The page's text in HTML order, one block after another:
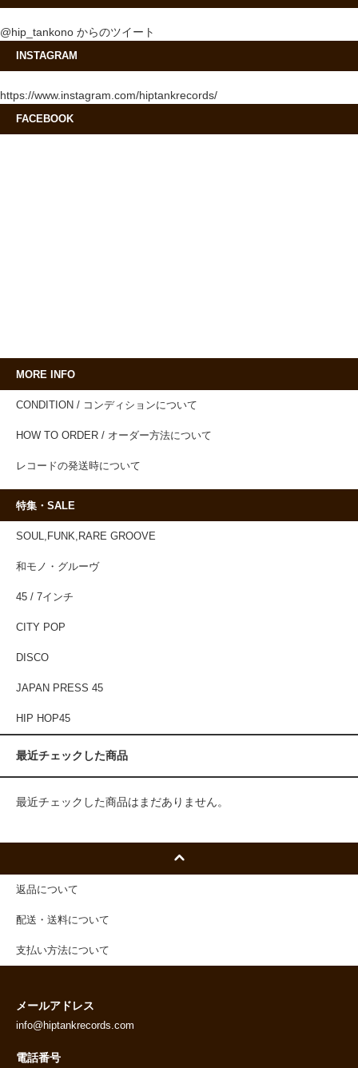
@hip_tankono からのツイート
INSTAGRAM
https://www.instagram.com/hiptankrecords/
FACEBOOK
MORE INFO
CONDITION / コンディションについて
HOW TO ORDER / オーダー方法について
レコードの発送時について
特集・SALE
SOUL,FUNK,RARE GROOVE
和モノ・グルーヴ
45 / 7インチ
CITY POP
DISCO
JAPAN PRESS 45
HIP HOP45
最近チェックした商品
最近チェックした商品はまだありません。
返品について
配送・送料について
支払い方法について
メールアドレス
info@hiptankrecords.com
電話番号